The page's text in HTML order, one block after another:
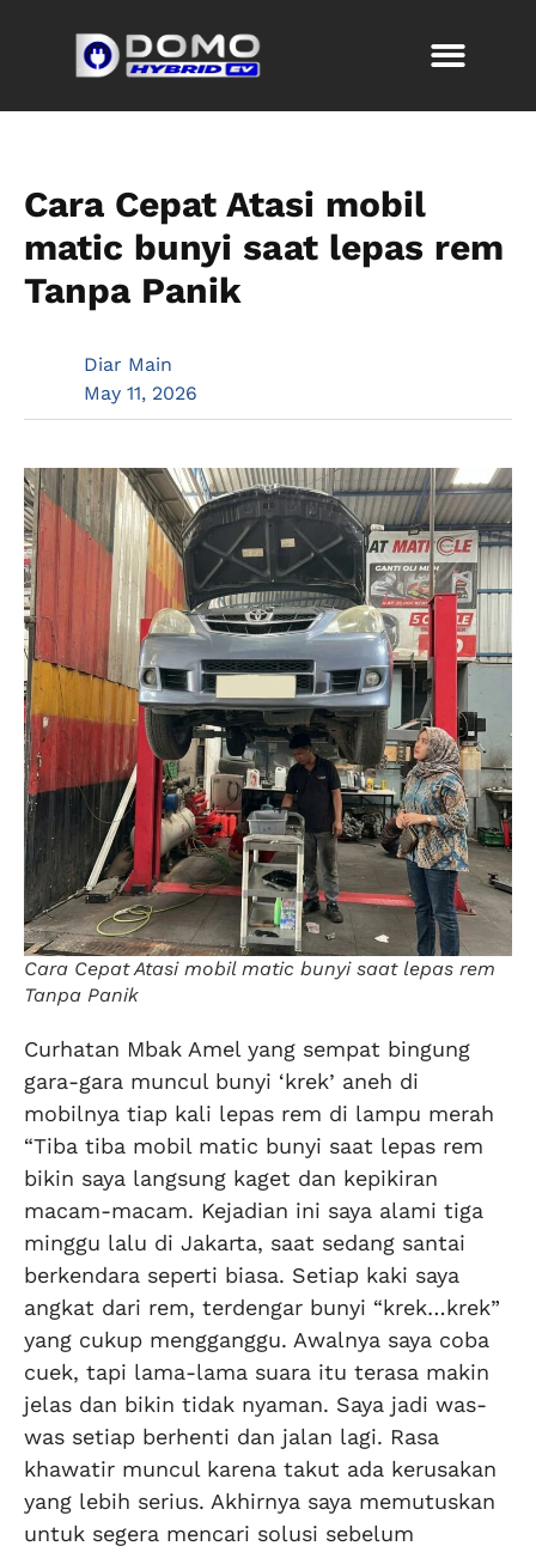
Cara Cepat Atasi mobil
matic bunyi saat lepas rem
Tanpa Panik
Diar Main
May 11, 2026
Cara Cepat Atasi mobil matic bunyi saat lepas rem
Tanpa Panik
Curhatan Mbak Amel yang sempat bingung
gara-gara muncul bunyi ‘krek’ aneh di
mobilnya tiap kali lepas rem di lampu merah
“Tiba tiba mobil matic bunyi saat lepas rem
bikin saya langsung kaget dan kepikiran
macam-macam. Kejadian ini saya alami tiga
minggu lalu di Jakarta, saat sedang santai
berkendara seperti biasa. Setiap kaki saya
angkat dari rem, terdengar bunyi “krek…krek”
yang cukup mengganggu. Awalnya saya coba
cuek, tapi lama-lama suara itu terasa makin
jelas dan bikin tidak nyaman. Saya jadi was-
was setiap berhenti dan jalan lagi. Rasa
khawatir muncul karena takut ada kerusakan
yang lebih serius. Akhirnya saya memutuskan
untuk segera mencari solusi sebelum